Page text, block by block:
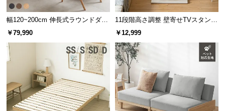
幅120~200cm 伸長式ラウンドダイ
ニングテーブル 6人掛け 天然木突
￥79,990
11段階高さ調整 壁寄せTVスタンド
キャスター付き 上下左右角度調節
￥12,999